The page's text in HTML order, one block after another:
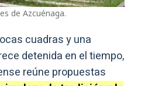
de Azcuénaga.
cuadras y una
detenida en el tiempo,
reúne propuestas